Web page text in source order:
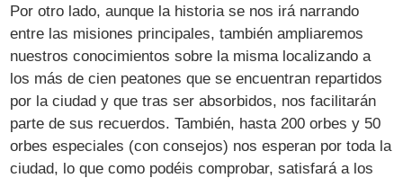
Por otro lado, aunque la historia se nos irá narrando
entre las misiones principales, también ampliaremos
nuestros conocimientos sobre la misma localizando a
los más de cien peatones que se encuentran repartidos
por la ciudad y que tras ser absorbidos, nos facilitarán
parte de sus recuerdos. También, hasta 200 orbes y 50
orbes especiales (con consejos) nos esperan por toda la
ciudad, lo que como podéis comprobar, satisfará a los